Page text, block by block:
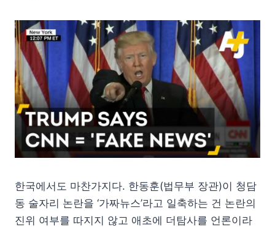
한국에서도 마찬가지다. 한동훈(법무부 장관)이 청담
동 술자리 논란을 ‘가짜뉴스’라고 일축하는 건 논란의
진위 여부를 따지지 않고 애초에 더탐사를 언론이라